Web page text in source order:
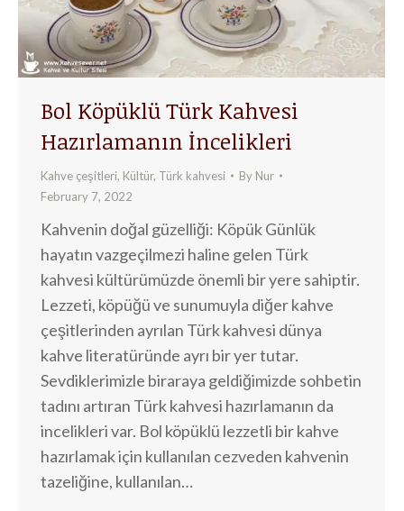
Bol Köpüklü Türk Kahvesi
Hazırlamanın İncelikleri
Kahve çeşitleri, Kültür, Türk kahvesi By Nur
February 7, 2022
Kahvenin doğal güzelliği: Köpük Günlük
hayatın vazgeçilmezi haline gelen Türk
kahvesi kültürümüzde önemli bir yere sahiptir.
Lezzeti, köpüğü ve sunumuyla diğer kahve
çeşitlerinden ayrılan Türk kahvesi dünya
kahve literatüründe ayrı bir yer tutar.
Sevdiklerimizle biraraya geldiğimizde sohbetin
tadını artıran Türk kahvesi hazırlamanın da
incelikleri var. Bol köpüklü lezzetli bir kahve
hazırlamak için kullanılan cezveden kahvenin
tazeliğine, kullanılan…